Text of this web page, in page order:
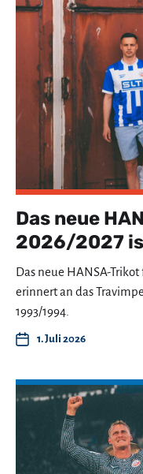
Das neue
2026/2027
Das neue HANSA-
erinnert an das
1993/1994.
1. Juli 2026